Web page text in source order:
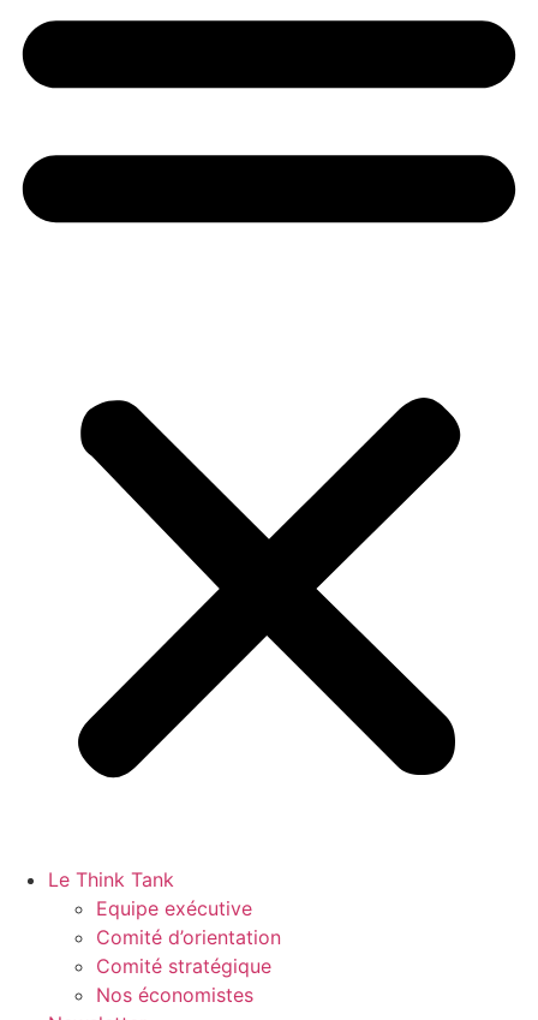
Le Think Tank
Equipe exécutive
Comité d’orientation
Comité stratégique
Nos économistes